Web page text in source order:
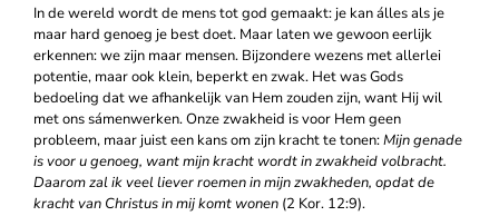
In de wereld wordt de mens tot god gemaakt: je kan álles als je
maar hard genoeg je best doet. Maar laten we gewoon eerlijk
erkennen: we zijn maar mensen. Bijzondere wezens met allerlei
potentie, maar ook klein, beperkt en zwak. Het was Gods
bedoeling dat we afhankelijk van Hem zouden zijn, want Hij wil
met ons sámenwerken. Onze zwakheid is voor Hem geen
probleem, maar juist een kans om zijn kracht te tonen:Mijngenade
is voor u genoeg, want mijn kracht wordt in zwakheid volbracht.
Daarom zal ik veel liever roemen in mijn zwakheden, opdat de
kracht van Christus in mij komt wonen (2 Kor. 12:9).